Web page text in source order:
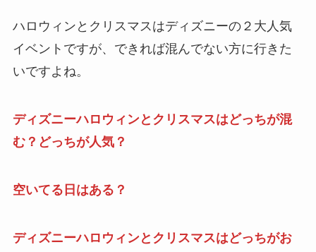
ハロウィンとクリスマスはディズニーの２大人気
イベントですが、できれば混んでない方に行きた
いですよね。
ディズニーハロウィンとクリスマスはどっちが混
む？どっちが人気？
空いてる日はある？
ディズニーハロウィンとクリスマスはどっちがお